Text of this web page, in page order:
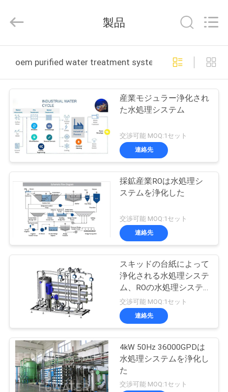
プ
ロ
ダ
ク
ト
に
2026
Science
All
Reserved.
製品
oem purified water treatment system オンライン製造
産業モジュラー浄化され
た水処理システム
交渉可能 MOQ:1セット
連絡先
採鉱産業ROは水処理シ
ステムを浄化した
交渉可能 MOQ:1セット
連絡先
スキッドの台紙によって
浄化される水処理システ
ム、ROの水処理システ
ム
交渉可能 MOQ:1セット
連絡先
4kW 50Hz 36000GPDは
水処理システムを浄化し
た
交渉可能 MOQ:1セット